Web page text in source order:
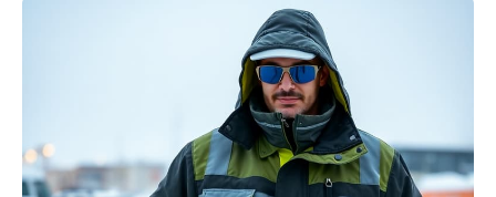
Störlichtbogen
Komplett-Sets